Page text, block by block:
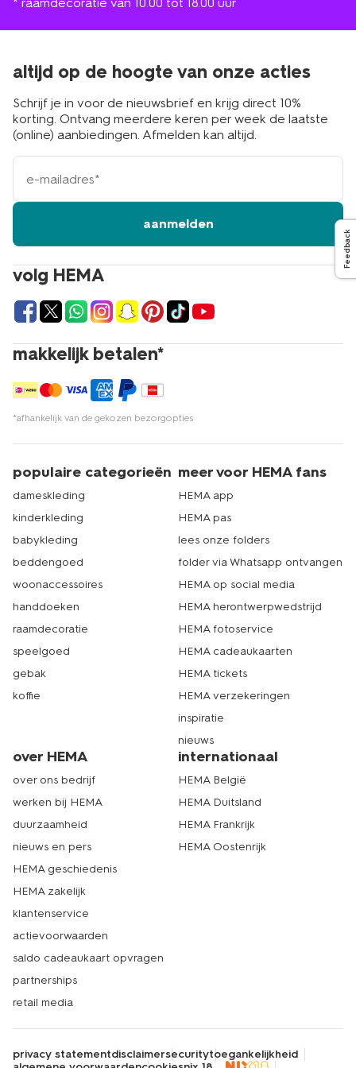
volg HEMA
makkelijk betalen*
*afhankelijk van de gekozen bezorgopties
altijd op de hoogte van onze acties
Schrijf je in voor de nieuwsbrief en krijg direct 10%
korting. Ontvang meerdere keren per week de laatste
(online) aanbiedingen. Afmelden kan altijd.
e-
mailadres
aanmelden
populaire categorieën
dameskleding
kinderkleding
babykleding
beddengoed
woonaccessoires
handdoeken
raamdecoratie
speelgoed
gebak
koffie
meer voor HEMA fans
HEMA app
HEMA pas
lees onze folders
folder via Whatsapp ontvangen
HEMA op social media
HEMA herontwerpwedstrijd
HEMA fotoservice
HEMA cadeaukaarten
HEMA tickets
HEMA verzekeringen
inspiratie
nieuws
over HEMA
over ons bedrijf
werken bij HEMA
duurzaamheid
nieuws en pers
HEMA geschiedenis
HEMA zakelijk
klantenservice
actievoorwaarden
saldo cadeaukaart opvragen
partnerships
retail media
internationaal
HEMA België
HEMA Duitsland
HEMA Frankrijk
HEMA Oostenrijk
privacy statementdisclaimersecuritytoegankelijkheid
Feedback